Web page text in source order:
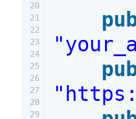
20
21
22
23
24
25
26
27
28
29